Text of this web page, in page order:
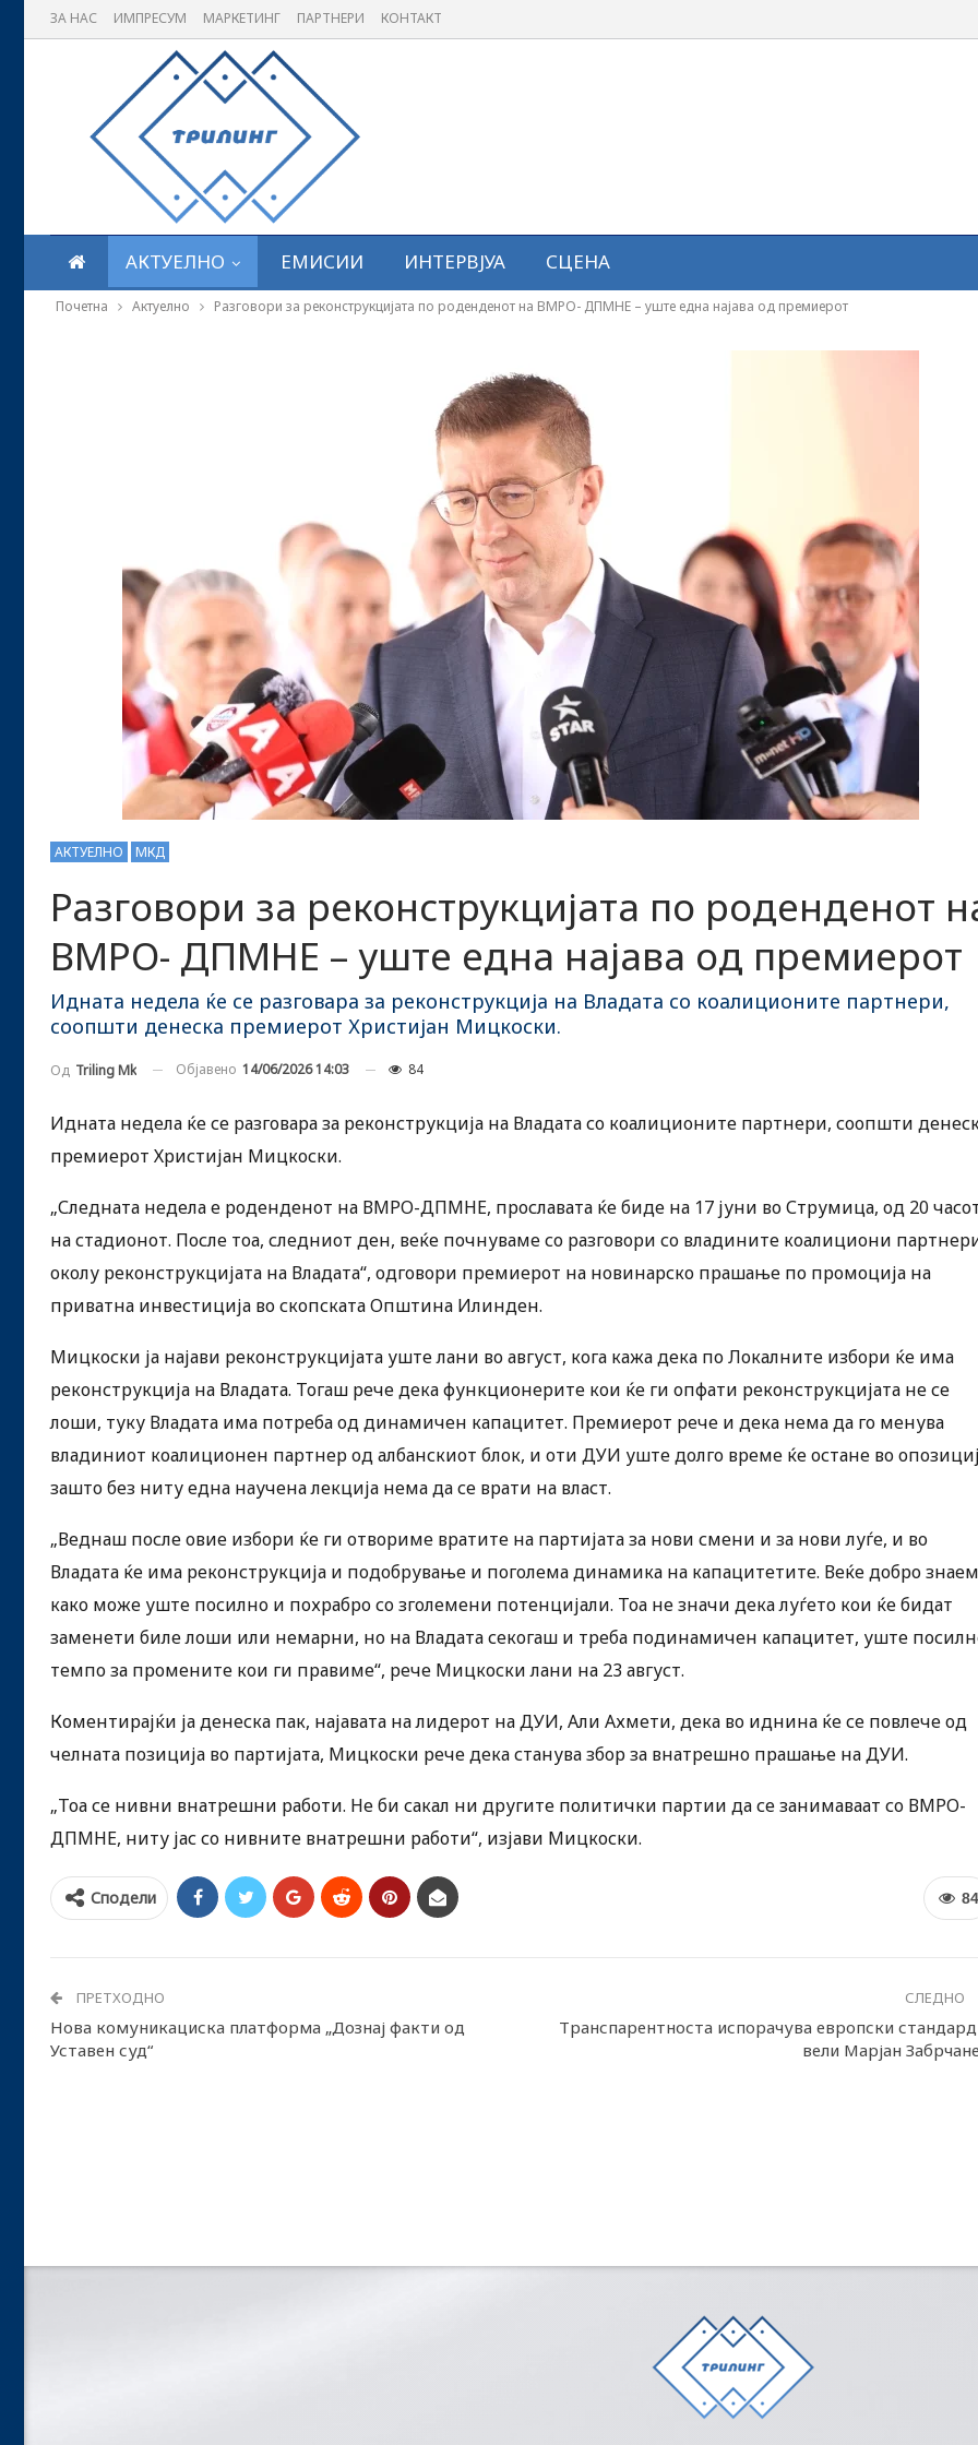
ЗА НАС ИМПРЕСУМ МАРКЕТИНГ ПАРТНЕРИ КОНТАКТ
АКТУЕЛНО ЕМИСИИ ИНТЕРВЈУА СЦЕНА
Почетна Актуелно Разговори за реконструкцијата по роденденот на ВМРО- ДПМНЕ – уште една најава од премиерот
АКТУЕЛНО МКД
Разговори за реконструкцијата по роденденот
ВМРО- ДПМНЕ – уште една најава од премиерот
Идната недела ќе се разговара за реконструкција на Владата со коалиционите партнери,
соопшти денеска премиерот Христијан Мицкоски.
Од Triling Mk Објавено 14/06/2026 14:03 84
Идната недела ќе се разговара за реконструкција на Владата со коалиционите партнери, соопшти
премиерот Христијан Мицкоски.
„Следната недела е роденденот на ВМРО-ДПМНЕ, прославата ќе биде на 17 јуни во Струмица, од 20
на стадионот. После тоа, следниот ден, веќе почнуваме со разговори со владините коалициони
околу реконструкцијата на Владата“, одговори премиерот на новинарско прашање по промоција на
приватна инвестиција во скопската Општина Илинден.
Мицкоски ја најави реконструкцијата уште лани во август, кога кажа дека по Локалните избори ќе има
реконструкција на Владата. Тогаш рече дека функционерите кои ќе ги опфати реконструкцијата не се
лоши, туку Владата има потреба од динамичен капацитет. Премиерот рече и дека нема да го менува
владиниот коалиционен партнер од албанскиот блок, и оти ДУИ уште долго време ќе остане во
зашто без ниту една научена лекција нема да се врати на власт.
„Веднаш после овие избори ќе ги отвориме вратите на партијата за нови смени и за нови луѓе, и во
Владата ќе има реконструкција и подобрување и поголема динамика на капацитетите. Веќе добро
како може уште посилно и похрабро со зголемени потенцијали. Тоа не значи дека луѓето кои ќе бидат
заменети биле лоши или немарни, но на Владата секогаш и треба подинамичен капацитет, уште
темпо за промените кои ги правиме“, рече Мицкоски лани на 23 август.
Коментирајќи ја денеска пак, најавата на лидерот на ДУИ, Али Ахмети, дека во иднина ќе се повлече од
челната позиција во партијата, Мицкоски рече дека станува збор за внатрешно прашање на ДУИ.
„Тоа се нивни внатрешни работи. Не би сакал ни другите политички партии да се занимаваат со ВМРО-
ДПМНЕ, ниту јас со нивните внатрешни работи“, изјави Мицкоски.
84
Сподели
ПРЕТХОДНО
Нова комуникациска платформа „Дознај факти од
Уставен суд“
СЛЕДНО
Транспарентноста испорачува европски
вели Марјан